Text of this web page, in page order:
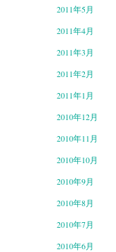
2011年5月
2011年4月
2011年3月
2011年2月
2011年1月
2010年12月
2010年11月
2010年10月
2010年9月
2010年8月
2010年7月
2010年6月